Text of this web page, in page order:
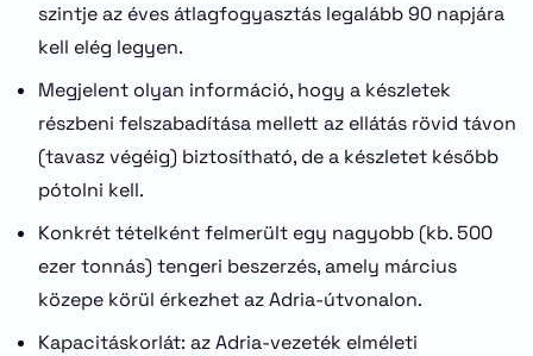
szintje az éves átlagfogyasztás legalább 90 napjára
kell elég legyen.
Megjelent olyan információ, hogy a készletek
részbeni felszabadítása mellett az ellátás rövid távon
(tavasz végéig) biztosítható, de a készletet később
pótolni kell.
Konkrét tételként felmerült egy nagyobb (kb. 500
ezer tonnás) tengeri beszerzés, amely március
közepe körül érkezhet az Adria-útvonalon.
Kapacitáskorlát: az Adria-vezeték elméleti